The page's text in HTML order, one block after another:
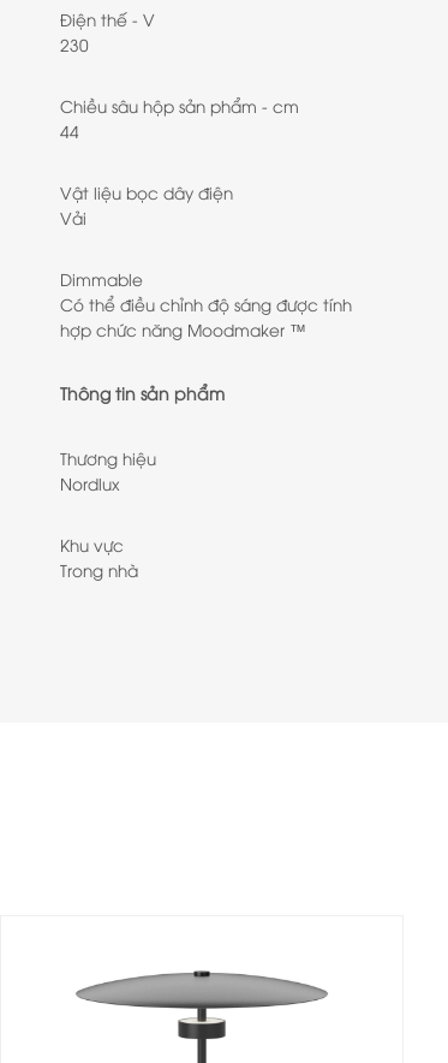
Điện thế - V
230
Chiều sâu hộp sản phẩm - cm
44
Vật liệu bọc dây điện
Vải
Dimmable
Có thể điều chỉnh độ sáng được tính
hợp chức năng Moodmaker ™
Thông tin sản phẩm
Thương hiệu
Nordlux
Khu vực
Trong nhà